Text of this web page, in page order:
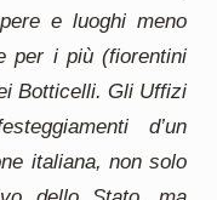
e luoghi meno
per i più (fiorentini
Botticelli. Gli Uffizi
d’un
italiana, non solo